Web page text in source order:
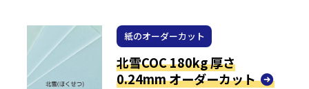
紙のオーダーカット
北雪COC 180kg 厚さ
0.24mm オーダーカット